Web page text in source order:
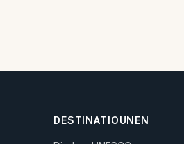
DESTINATIOUNEN